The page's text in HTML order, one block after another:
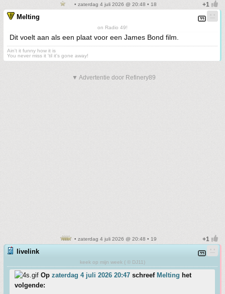
• zaterdag 4 juli 2026 @ 20:48 • 18
Melting
on Radio 49!
Dit voelt aan als een plaat voor een James Bond film.
Ain't it funny how it is
You never miss it 'til it's gone away!
▼ Advertentie door Refinery89
• zaterdag 4 juli 2026 @ 20:48 • 19
livelink
keek op mijn week ( © DJ11)
Op zaterdag 4 juli 2026 20:47 schreef Melting het
volgende: